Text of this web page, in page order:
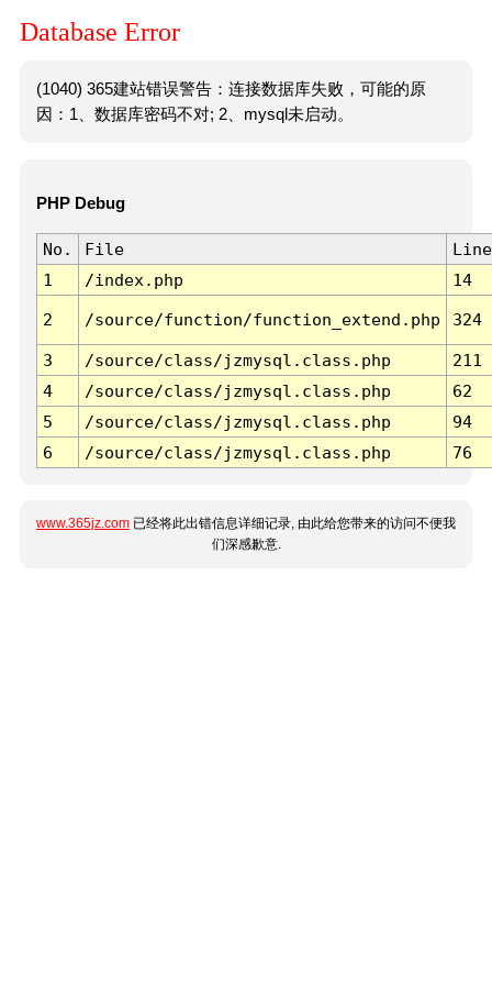
Database Error
(1040) 365建站错误警告：连接数据库失败，可能的原
因：1、数据库密码不对; 2、mysql未启动。
PHP Debug
No. File
Line
1
/index.php 14
2 /source/function/function_extend.php 324
3 /source/class/jzmysql.class.php
211
4
/source/class/jzmysql.class.php
62
5
/source/class/jzmysql.class.php
94
6
/source/class/jzmysql.class.php 76
www.365jz.com 已经将此出错信息详细记录, 由此给您带来的访问不便我
们深感歉意.